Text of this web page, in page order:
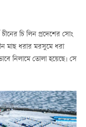
চি লিন প্রদেশের সোং
মাছ ধরার মরসুমে ধরা
নিলামে তোলা হয়েছে। সে